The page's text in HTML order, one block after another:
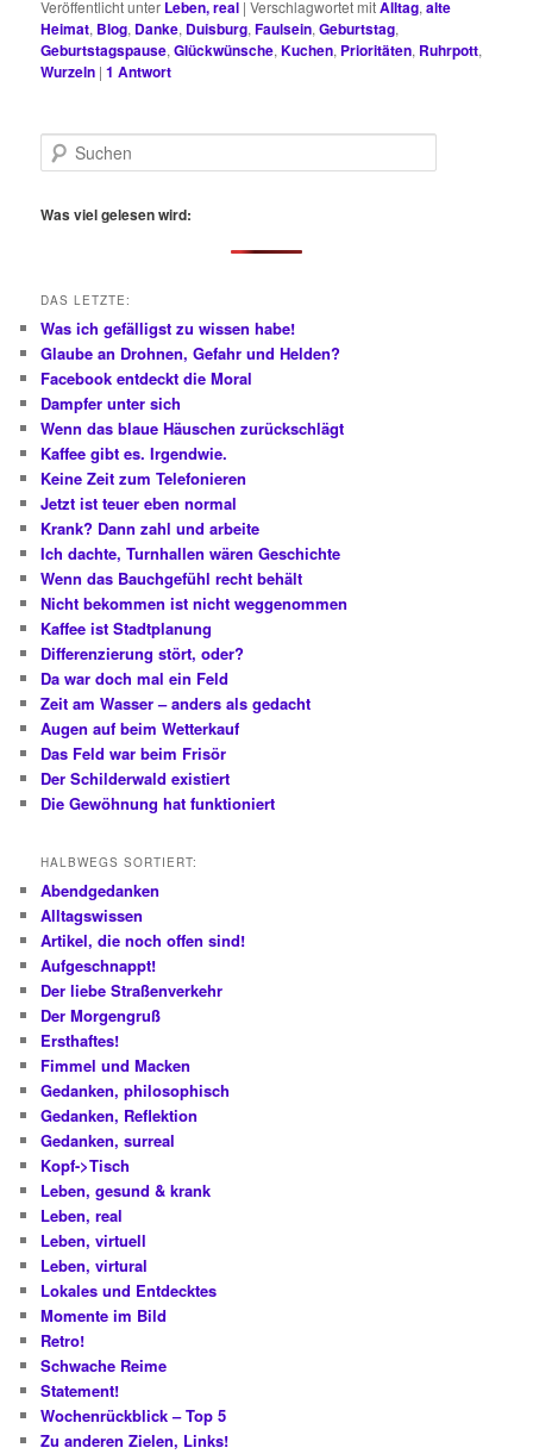
Veröffentlicht unter Leben, real |Verschlagwortet mitAlltag,alte
Heimat, Blog, Danke, Duisburg,Faulsein,Geburtstag,
Geburtstagspause,Glückwünsche,Kuchen, Prioritäten, Ruhrpott,
Wurzeln |1 Antwort
u
h
Was viel gelesen wird:
DAS LETZTE:
Was ich gefälligst zu wissen habe!
Glaube an Drohnen, Gefahr und Helden?
Facebook entdeckt die Moral
Dampfer unter sich
Wenn das blaue Häuschen zurückschlägt
Kaffee gibt es. Irgendwie.
Keine Zeit zum Telefonieren
Jetzt ist teuer eben normal
Krank? Dann zahl und arbeite
Ich dachte, Turnhallen wären Geschichte
Wenn das Bauchgefühl recht behält
Nicht bekommen ist nicht weggenommen
Kaffee ist Stadtplanung
Differenzierung stört, oder?
Da war doch mal ein Feld
Zeit am Wasser – anders als gedacht
Augen auf beim Wetterkauf
Das Feld war beim Frisör
Der Schilderwald existiert
Die Gewöhnung hat funktioniert
HALBWEGS SORTIERT:
Abendgedanken
Alltagswissen
Artikel, die noch offen sind!
Aufgeschnappt!
Der liebe Straßenverkehr
Der Morgengruß
Ersthaftes!
Fimmel und Macken
Gedanken, philosophisch
Gedanken, Reflektion
Gedanken, surreal
Kopf->Tisch
Leben, gesund & krank
Leben, real
Leben, virtuell
Leben, virtural
Lokales und Entdecktes
Momente im Bild
Retro!
Schwache Reime
Statement!
Wochenrückblick – Top 5
Zu anderen Zielen, Links!